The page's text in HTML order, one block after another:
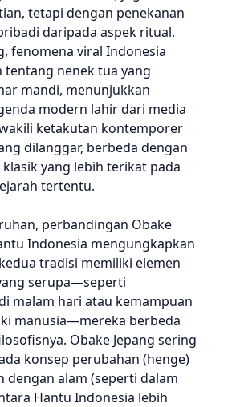
tetapi dengan penekanan
daripada aspek ritual.
fenomena viral Indonesia
tentang nenek tua yang
mandi, menunjukkan
modern lahir dari media
ketakutan kontemporer
dilanggar, berbeda dengan
klasik yang lebih terikat pada
tertentu.
perbandingan Obake
Indonesia mengungkapkan
tradisi memiliki elemen
serupa—seperti
malam hari atau kemampuan
manusia—mereka berbeda
Obake Jepang sering
konsep perubahan (henge)
dengan alam (seperti dalam
Hantu Indonesia lebih